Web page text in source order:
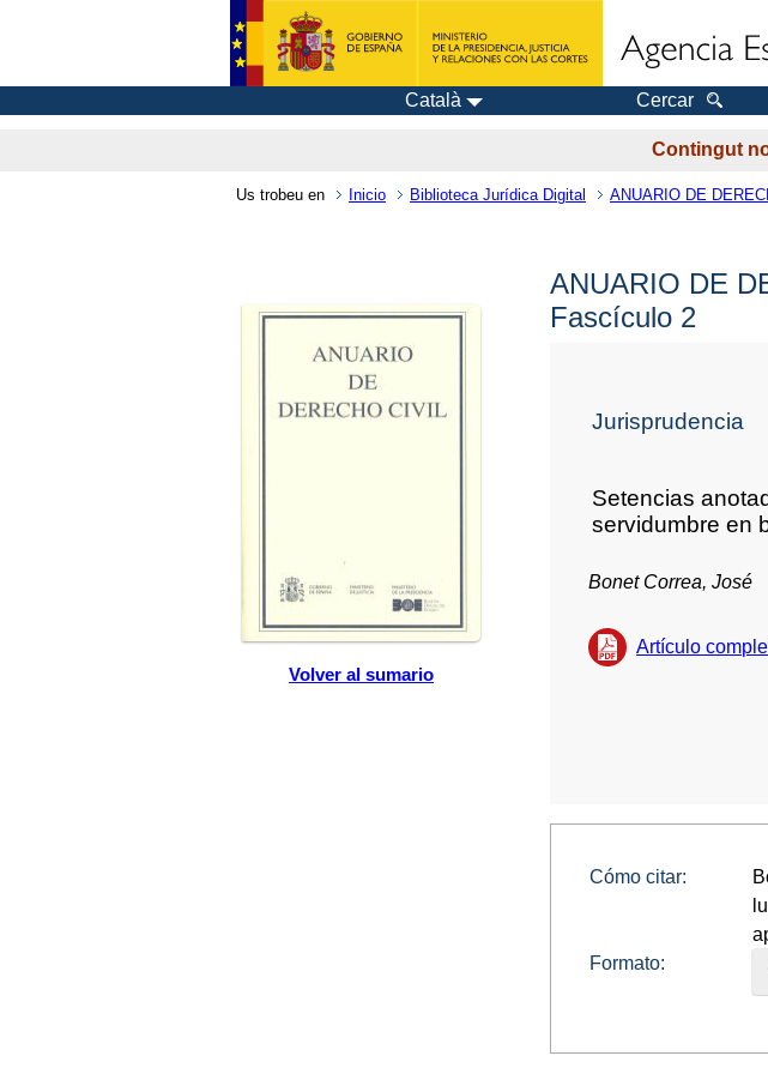
Català Cercar
Contingut
Us trobeu en Inicio Biblioteca Jurídica Digital ANUARIO DE
Volver al sumario
ANUARIO DE
Fascículo 2
Jurisprudencia
Setencias
servidumbre en
Bonet Correa, José
Artículo
Cómo citar:
Formato: